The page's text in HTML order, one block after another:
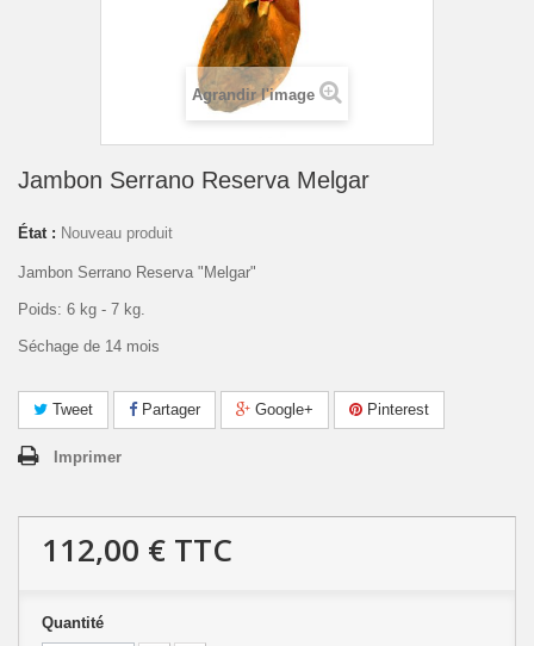
Agrandir l'image
Jambon Serrano Reserva Melgar
État : Nouveau produit
Jambon Serrano Reserva "Melgar"
Poids: 6 kg - 7 kg.
Séchage de 14 mois
Tweet Partager Google+ Pinterest
Imprimer
112,00 € TTC
Quantité